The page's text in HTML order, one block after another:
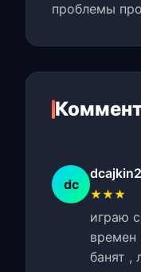
проблемы
dc
★★★
играю
времен
банят ,